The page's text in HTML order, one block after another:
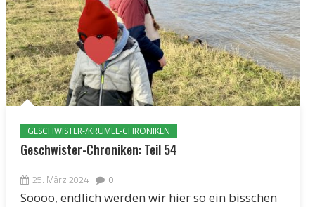
GESCHWISTER-/KRÜMEL-CHRONIKEN
Geschwister-Chroniken: Teil 54
25. März 2024 0
Soooo, endlich werden wir hier so ein bisschen